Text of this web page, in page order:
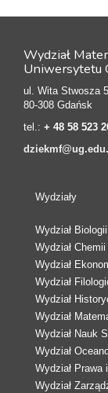
Wydział
Uniwersytetu
ul. Wita Stwosza
80-308 Gdańsk
tel.: + 48 58 523
Wydziały
Wydział Biologii
Wydział Chemii
Wydział
Wydział
Wydział
Wydział
Wydział Nauk
Wydział
Wydział Prawa
Wydział